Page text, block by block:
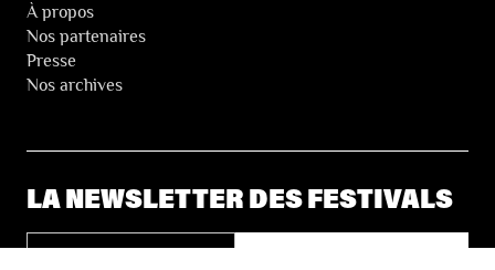
À propos
Nos partenaires
Presse
Nos archives
LA NEWSLETTER DES FESTIVALS